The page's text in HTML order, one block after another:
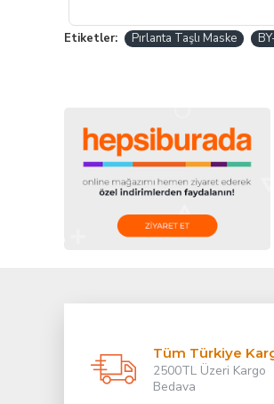
Etiketler: Pırlanta Taşlı Maske
Tüm Türkiye
2500TL Üzeri Kargo
Bedava